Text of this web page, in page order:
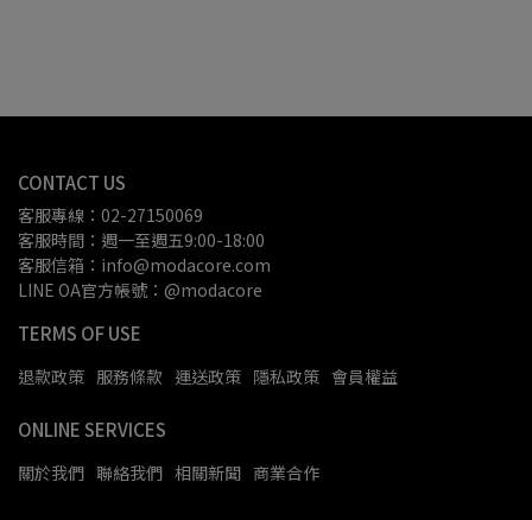
CONTACT US
客服專線：02-27150069
客服時間：週一至週五9:00-18:00
客服信箱：info@modacore.com
LINE OA官方帳號：@modacore
TERMS OF USE
退款政策 服務條款 運送政策 隱私政策 會員權益
ONLINE SERVICES
關於我們 聯絡我們 相關新聞 商業合作